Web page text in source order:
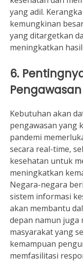
yang adil.
kemungkinan
yang ditargetkan
meningkatkan
6.
Pengawasan
Kebutuhan akan
pengawasan yang
pandemi
secara real-time,
kesehatan untuk
meningkatkan
Negara-negara
sistem informasi
akan membantu
depan namun
masyarakat yang
kemampuan
memfasilitasi